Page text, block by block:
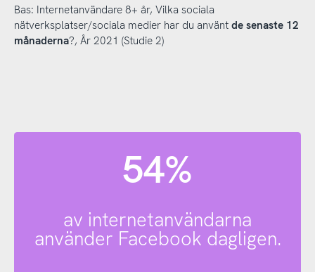
Bas: Internetanvändare 8+ år, Vilka sociala
nätverksplatser/sociala medier har du använt de senaste 12
månaderna?, År 2021 (Studie 2)
54%
av internetanvändarna
använder Facebook dagligen.